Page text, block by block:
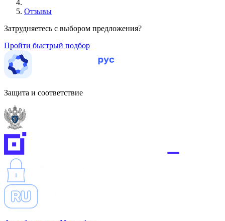
Отзывы
Затрудняетесь с выбором предложения?
Пройти быстрый подбор
Защита и соответствие